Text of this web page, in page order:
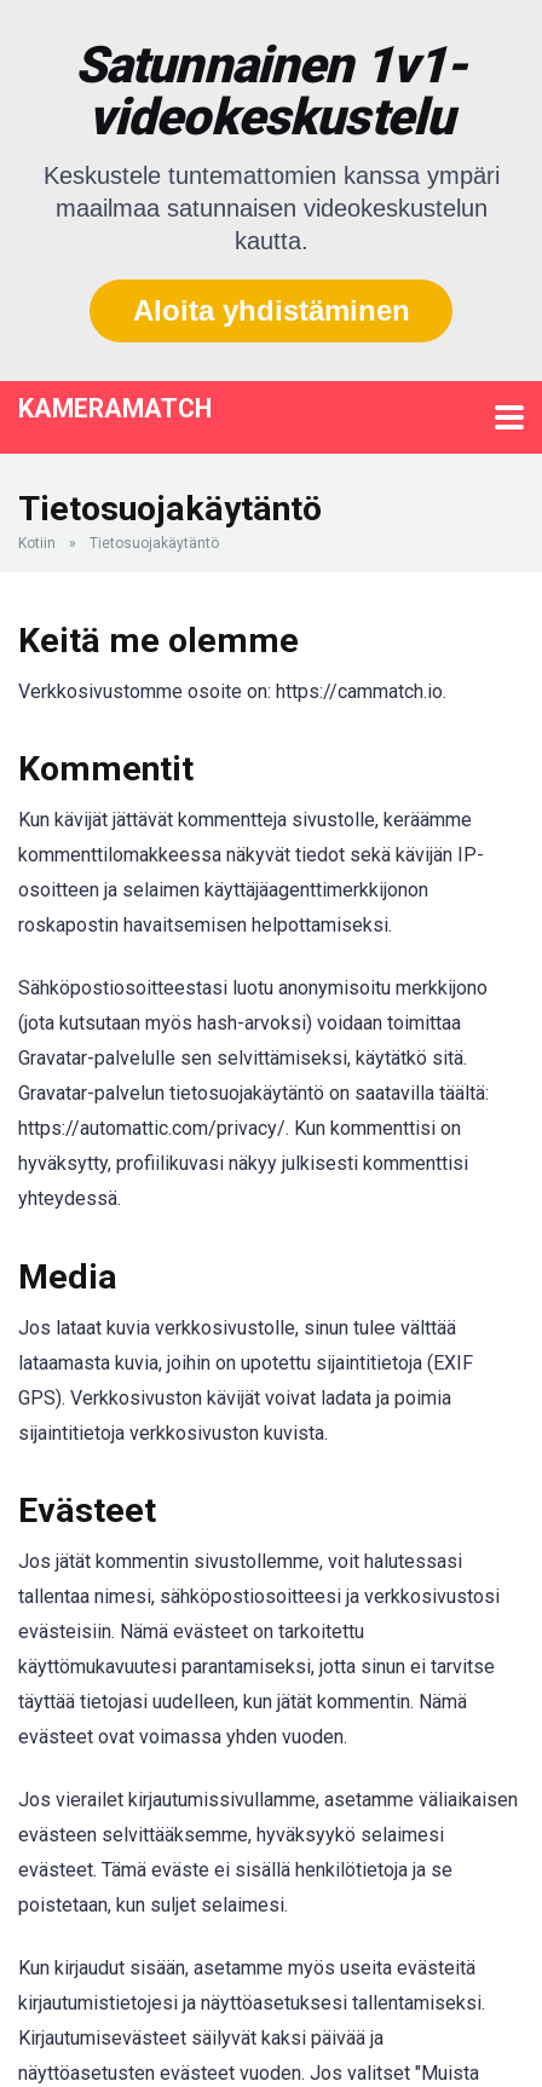
Satunnainen 1v1-
videokeskustelu
Keskustele tuntemattomien kanssa ympäri
maailmaa satunnaisen videokeskustelun
kautta.
Aloita yhdistäminen
KAMERAMATCH
Tietosuojakäytäntö
Kotiin » Tietosuojakäytäntö
Keitä me olemme
Verkkosivustomme osoite on: https://cammatch.io.
Kommentit
Kun kävijät jättävät kommentteja sivustolle, keräämme
kommenttilomakkeessa näkyvät tiedot sekä kävijän IP-
osoitteen ja selaimen käyttäjäagenttimerkkijonon
roskapostin havaitsemisen helpottamiseksi.
Sähköpostiosoitteestasi luotu anonymisoitu merkkijono
(jota kutsutaan myös hash-arvoksi) voidaan toimittaa
Gravatar-palvelulle sen selvittämiseksi, käytätkö sitä.
Gravatar-palvelun tietosuojakäytäntö on saatavilla täältä:
https://automattic.com/privacy/. Kun kommenttisi on
hyväksytty, profiilikuvasi näkyy julkisesti kommenttisi
yhteydessä.
Media
Jos lataat kuvia verkkosivustolle, sinun tulee välttää
lataamasta kuvia, joihin on upotettu sijaintitietoja (EXIF
GPS). Verkkosivuston kävijät voivat ladata ja poimia
sijaintitietoja verkkosivuston kuvista.
Evästeet
Jos jätät kommentin sivustollemme, voit halutessasi
tallentaa nimesi, sähköpostiosoitteesi ja verkkosivustosi
evästeisiin. Nämä evästeet on tarkoitettu
käyttömukavuutesi parantamiseksi, jotta sinun ei tarvitse
täyttää tietojasi uudelleen, kun jätät kommentin. Nämä
evästeet ovat voimassa yhden vuoden.
Jos vierailet kirjautumissivullamme, asetamme väliaikaisen
evästeen selvittääksemme, hyväksyykö selaimesi
evästeet. Tämä eväste ei sisällä henkilötietoja ja se
poistetaan, kun suljet selaimesi.
Kun kirjaudut sisään, asetamme myös useita evästeitä
kirjautumistietojesi ja näyttöasetuksesi tallentamiseksi.
Kirjautumisevästeet säilyvät kaksi päivää ja
näyttöasetusten evästeet vuoden. Jos valitset "Muista